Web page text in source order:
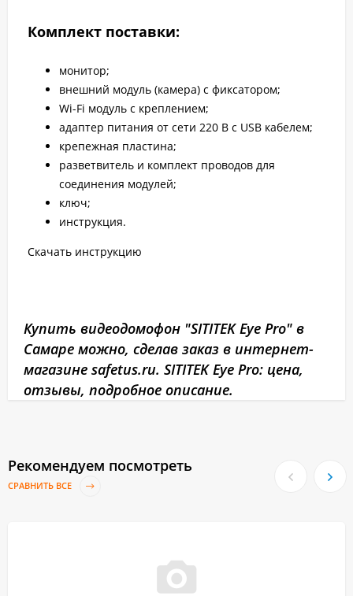
Комплект поставки:
монитор;
внешний модуль (камера) с фиксатором;
Wi-Fi модуль с креплением;
адаптер питания от сети 220 В с USB кабелем;
крепежная пластина;
разветвитель и комплект проводов для
соединения модулей;
ключ;
инструкция.
Скачать инструкцию
Купить видеодомофон "SITITEK Eye Pro" в
Самаре можно, сделав заказ в интернет-
магазине safetus.ru. SITITEK Eye Pro: цена,
отзывы, подробное описание.
Рекомендуем посмотреть
СРАВНИТЬ ВСЕ